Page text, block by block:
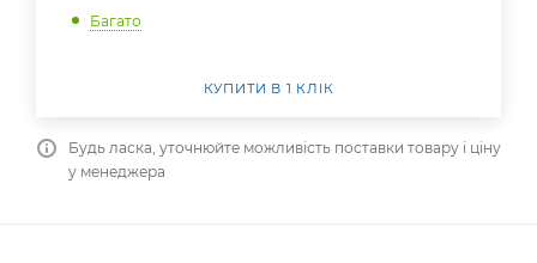
Багато
КУПИТИ В 1 КЛІК
Будь ласка, уточнюйте можливість поставки товару і ціну
у менеджера